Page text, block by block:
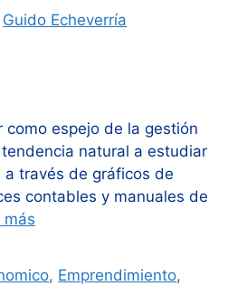
Guido Echeverría
como espejo de la gestión
natural a estudiar
través de gráficos de
contables y manuales de
más
, Emprendimiento,